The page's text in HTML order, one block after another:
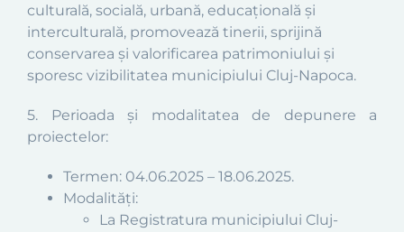
culturală, socială, urbană, educațională și
interculturală, promovează tinerii, sprijină
conservarea și valorificarea patrimoniului și
sporesc vizibilitatea municipiului Cluj-Napoca.
5. Perioada și modalitatea de depunere a
proiectelor:
Termen: 04.06.2025 – 18.06.2025.
Modalități:
La Registratura municipiului Cluj-